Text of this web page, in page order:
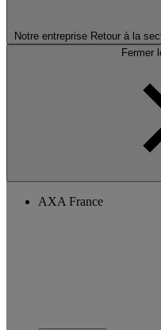
Notre entreprise Retour à la
Fermer
AXA France